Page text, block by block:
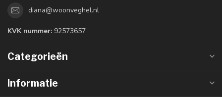
diana@woonveghel.nl
KVK nummer: 92573657
Categorieën
Informatie